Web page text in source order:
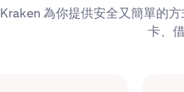
Kraken 為你提供安全又簡單的
卡、